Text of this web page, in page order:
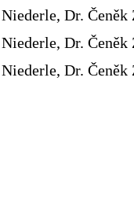
Dr. Čeněk
Dr. Čeněk
Dr. Čeněk